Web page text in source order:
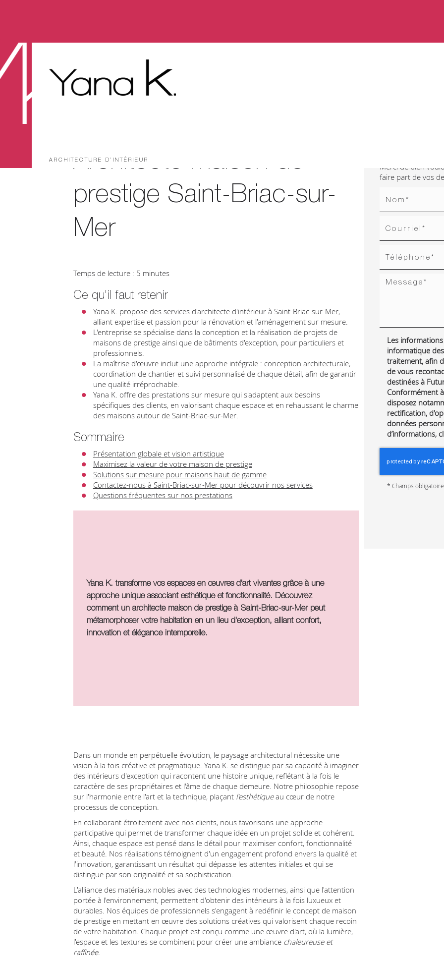
ARCHITECTURE D’INTÉRIEUR
Architecte maison de
prestige Saint-Briac-sur-
Mer
Temps de lecture : 5 minutes
Ce qu'il faut retenir
Yana K. propose des services d'architecte d'intérieur à Saint-Briac-sur-Mer,
alliant expertise et passion pour la rénovation et l'aménagement sur mesure.
L'entreprise se spécialise dans la conception et la réalisation de projets de
maisons de prestige ainsi que de bâtiments d'exception, pour particuliers et
professionnels.
La maîtrise d'œuvre inclut une approche intégrale : conception architecturale,
coordination de chantier et suivi personnalisé de chaque détail, afin de garantir
une qualité irréprochable.
Yana K. offre des prestations sur mesure qui s'adaptent aux besoins
spécifiques des clients, en valorisant chaque espace et en rehaussant le charme
des maisons autour de Saint-Briac-sur-Mer.
Sommaire
Présentation globale et vision artistique
Maximisez la valeur de votre maison de prestige
Solutions sur mesure pour maisons haut de gamme
Contactez-nous à Saint-Briac-sur-Mer pour découvrir nos services
Questions fréquentes sur nos prestations
Yana K. transforme vos espaces en œuvres d'art vivantes grâce à une
approche unique associant esthétique et fonctionnalité. Découvrez
comment un architecte maison de prestige à Saint-Briac-sur-Merpeut
métamorphoser votre habitation en un lieu d'exception, alliant confort,
innovation et élégance intemporelle.
Dans un monde en perpétuelle évolution, le paysage architectural nécessite une
vision à la fois créative et pragmatique. Yana K. se distingue par sa capacité à imaginer
des intérieurs d'exception qui racontent une histoire unique, reflétant à la fois le
caractère de ses propriétaires et l'âme de chaque demeure. Notre philosophie repose
sur l'harmonie entre l'art et la technique, plaçant l'esthétiqueau cœur de notre
processus de conception.
En collaborant étroitement avec nos clients, nous favorisons une approche
participative qui permet de transformer chaque idée en un projet solide et cohérent.
Ainsi, chaque espace est pensé dans le détail pour maximiser confort, fonctionnalité
et beauté. Nos réalisations témoignent d'un engagement profond envers la qualité et
l'innovation, garantissant un résultat qui dépasse les attentes initiales et qui se
distingue par son originalité et sa sophistication.
L'alliance des matériaux nobles avec des technologies modernes, ainsi que l'attention
portée à l'environnement, permettent d'obtenir des intérieurs à la fois luxueux et
durables. Nos équipes de professionnels s'engagent à redéfinir le concept de maison
de prestige en mettant en œuvre des solutions créatives qui valorisent chaque recoin
de votre habitation. Chaque projet est conçu comme une œuvre d'art, où la lumière,
l'espace et les textures se combinent pour créer une ambiance chaleureuse et
raffinée.
Merci de bien
faire part de vos
Les
informatique
traitement, afin
de vous
destinées à
Conformément
disposez
rectification,
données
d’informations,
*Champs